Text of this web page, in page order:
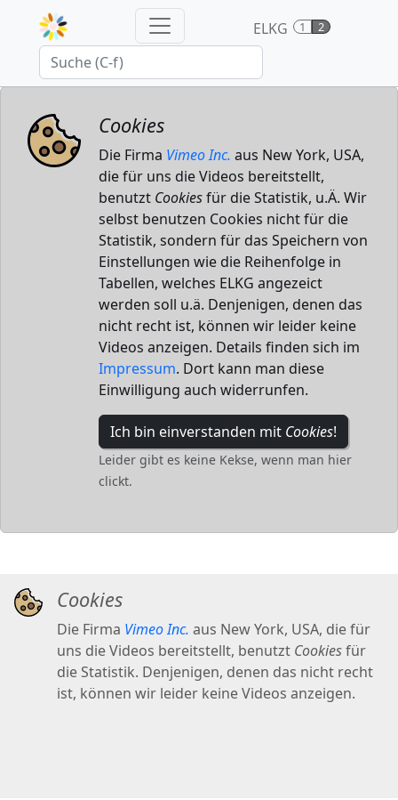
ELKG 1 2
Cookies
Die Firma Vimeo Inc. aus New York, USA,
die für uns die Videos bereitstellt,
benutzt Cookiesfür die Statistik, u.Ä. Wir
selbst benutzen Cookies nicht für die
Statistik, sondern für das Speichern von
Einstellungen wie die Reihenfolge in
Tabellen, welches ELKG angezeict
werden soll u.ä. Denjenigen, denen das
nicht recht ist, können wir leider keine
Videos anzeigen. Details finden sich im
Impressum. Dort kann man diese
Einwilligung auch widerrunfen.
Ich bin einverstanden mit Cookies!
Leider gibt es keine Kekse, wenn man hier
clickt.